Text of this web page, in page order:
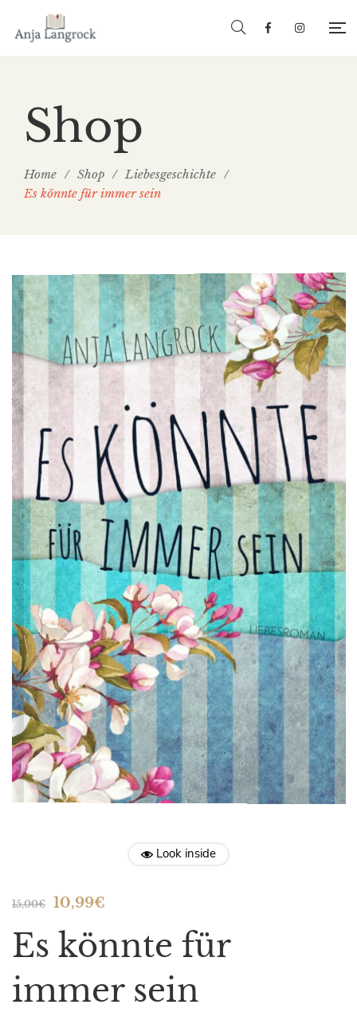
Shop
Home / Shop / Liebesgeschichte /
Es könnte für immer sein
Look inside
15,00€ 10,99€
Es könnte für
immer sein